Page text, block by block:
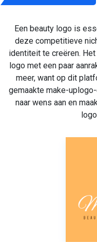
Een beauty logo is
deze competitieve
identiteit te creëren.
logo met een paar
meer, want op dit
gemaakte make-
naar wens aan en